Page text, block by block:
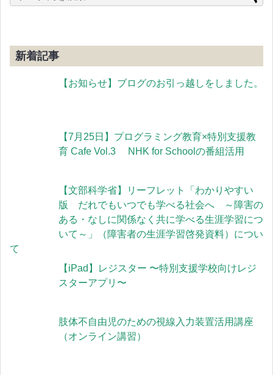
新着記事
【お知らせ】ブログのお引っ越しをしました。
【7月25日】プログラミング教育×特別支援教
育 Cafe Vol.3 NHK for Schoolの番組活用
【文部科学省】リーフレット「わかりやすい
版 だれでもいつでも学べる社会へ ～障害の
ある・なしに関係なく共に学べる生涯学習につ
いて～」（障害者の生涯学習啓発資料）につい
て
【iPad】レジスター 〜特別支援学校向けレジ
スターアプリ〜
肢体不自由児のための視線入力装置活用講座
（オンライン講習）